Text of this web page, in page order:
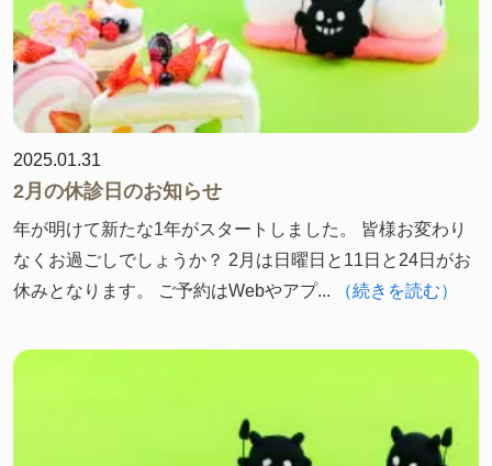
2025.01.31
2月の休診日のお知らせ
年が明けて新たな1年がスタートしました。 皆様お変わり
なくお過ごしでしょうか？ 2月は日曜日と11日と24日がお
休みとなります。 ご予約はWebやアプ...
（続きを読む）